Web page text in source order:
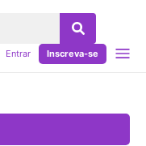
Entrar Inscreva-se